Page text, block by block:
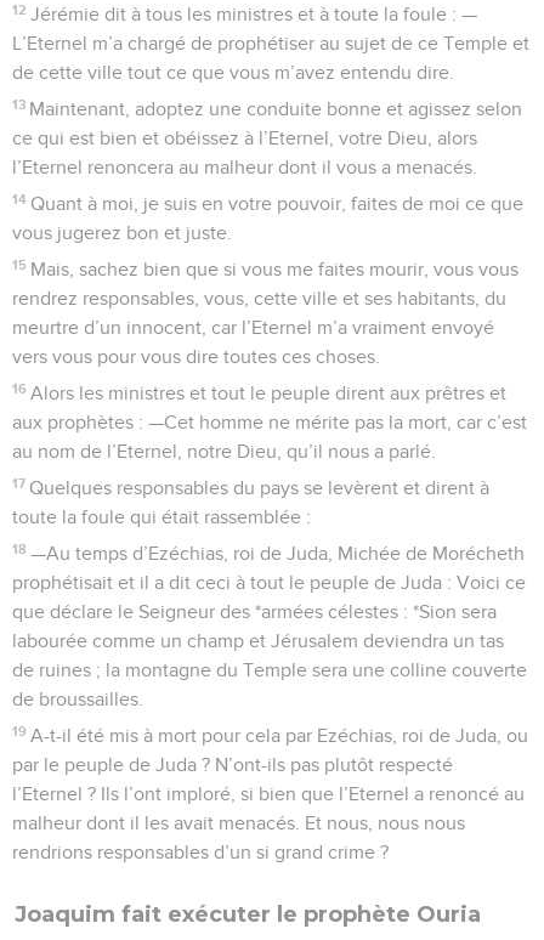
12 Jérémie dit à tous les ministres et à toute la foule : —
L’Eternel m’a chargé de prophétiser au sujet de ce Temple et
de cette ville tout ce que vous m’avez entendu dire.
13 Maintenant, adoptez une conduite bonne et agissez selon
ce qui est bien et obéissez à l’Eternel, votre Dieu, alors
l’Eternel renoncera au malheur dont il vous a menacés.
14 Quant à moi, je suis en votre pouvoir, faites de moi ce que
vous jugerez bon et juste.
15 Mais, sachez bien que si vous me faites mourir, vous vous
rendrez responsables, vous, cette ville et ses habitants, du
meurtre d’un innocent, car l’Eternel m’a vraiment envoyé
vers vous pour vous dire toutes ces choses.
16 Alors les ministres et tout le peuple dirent aux prêtres et
aux prophètes : —Cet homme ne mérite pas la mort, car c’est
au nom de l’Eternel, notre Dieu, qu’il nous a parlé.
17 Quelques responsables du pays se levèrent et dirent à
toute la foule qui était rassemblée :
18 —Au temps d’Ezéchias, roi de Juda, Michée de Morécheth
prophétisait et il a dit ceci à tout le peuple de Juda : Voici ce
que déclare le Seigneur des *armées célestes : *Sion sera
labourée comme un champ et Jérusalem deviendra un tas
de ruines ; la montagne du Temple sera une colline couverte
de broussailles.
19 A-t-il été mis à mort pour cela par Ezéchias, roi de Juda, ou
par le peuple de Juda ? N’ont-ils pas plutôt respecté
l’Eternel ? Ils l’ont imploré, si bien que l’Eternel a renoncé au
malheur dont il les avait menacés. Et nous, nous nous
rendrions responsables d’un si grand crime ?
Joaquim fait exécuter le prophète Ouria